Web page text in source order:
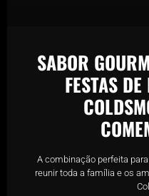
SABOR
FESTAS
A combinação perfeita
reunir toda a família e os